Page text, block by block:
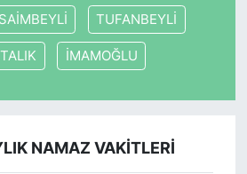
SAİMBEYLİ TUFANBEYLİ
İMAMOĞLU
NAMAZ VAKITLERI